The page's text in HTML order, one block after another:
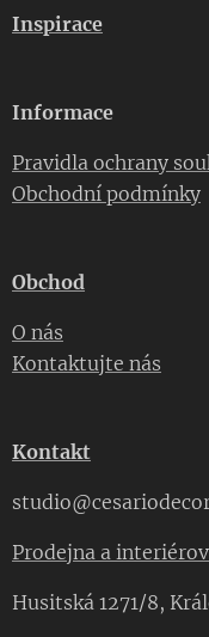
Inspirace
Informace
Pravidla ochrany
Obchodní podmínky
Obchod
O nás
Kontaktujte nás
Kontakt
Prodejna a
Husitská 1271/8,